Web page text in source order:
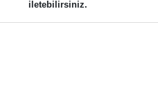
iletebilirsiniz.